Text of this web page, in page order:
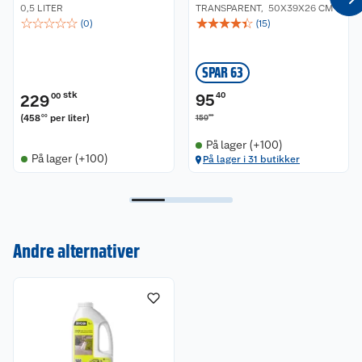
0,5 LITER
☆☆☆☆☆ (0)
22900 stk
(45800 per liter)
På lager (+100)
TRANSPARENT, 50X39X26 CM
☆☆☆☆☆ (15)
SPAR 63
95 40
15900
På lager (+100)
På lager i 31 butikker
Andre alternativer
Nyheter
Våre merkevarer
Angre- og returrett
Ofte stilte spørsmål